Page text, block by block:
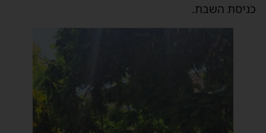
כניסת השבת.